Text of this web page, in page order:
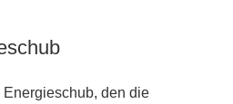
den die